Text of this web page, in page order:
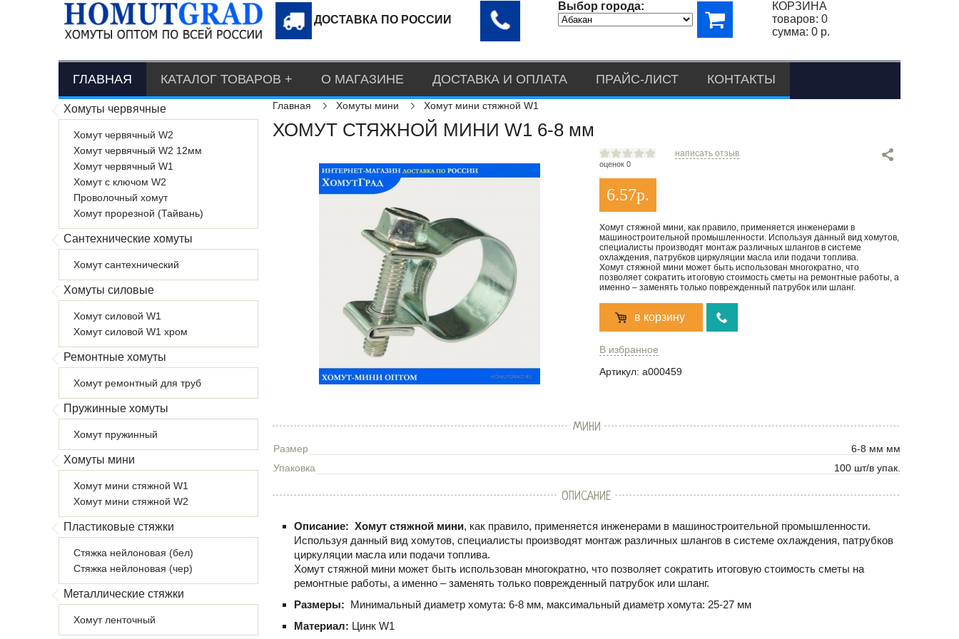
ДОСТАВКА ПО РОССИИ
Выбор города:
КОРЗИНА
товаров: 0
сумма: 0 р.
ГЛАВНАЯ КАТАЛОГ ТОВАРОВ О МАГАЗИНЕ ДОСТАВКА И ОПЛАТА ПРАЙС-ЛИСТ КОНТАКТЫ
Хомуты червячные
Хомут червячный W2
Хомут червячный W2 12мм
Хомут червячный W1
Хомут с ключом W2
Проволочный хомут
Хомут прорезной (Тайвань)
Сантехнические хомуты
Хомут сантехнический
Хомуты силовые
Хомут силовой W1
Хомут силовой W1 хром
Ремонтные хомуты
Хомут ремонтный для труб
Пружинные хомуты
Хомут пружинный
Хомуты мини
Хомут мини стяжной W1
Хомут мини стяжной W2
Пластиковые стяжки
Стяжка нейлоновая (бел)
Стяжка нейлоновая (чер)
Металлические стяжки
Хомут ленточный
Главная Хомуты мини Хомут мини стяжной W1
ХОМУТ СТЯЖНОЙ МИНИ W1 6-8 мм
оценок 0
написать отзыв
6.57р.
Хомут стяжной мини, как правило, применяется инженерами в
машиностроительной промышленности. Используя данный вид хомутов,
специалисты производят монтаж различных шлангов в системе
охлаждения, патрубков циркуляции масла или подачи топлива.
Хомут стяжной мини может быть использован многократно, что
позволяет сократить итоговую стоимость сметы на ремонтные работы, а
именно – заменять только поврежденный патрубок или шланг.
в корзину
В избранное
Артикул: a000459
МИНИ
Размер
6-8 мм мм
Упаковка
100 шт/в упак.
ОПИСАНИЕ
Описание: Хомут стяжной мини, как правило, применяется инженерами в машиностроительной промышленности.
Используя данный вид хомутов, специалисты производят монтаж различных шлангов в системе охлаждения, патрубков
циркуляции масла или подачи топлива.
Хомут стяжной мини может быть использован многократно, что позволяет сократить итоговую стоимость сметы на
ремонтные работы, а именно – заменять только поврежденный патрубок или шланг.
Размеры: Минимальный диаметр хомута: 6-8 мм, максимальный диаметр хомута: 25-27 мм
Материал: Цинк W1